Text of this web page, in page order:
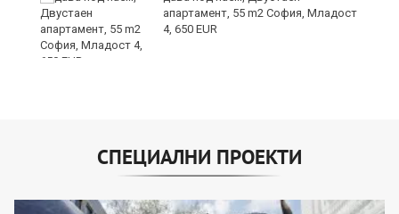
апартамент, 55 m2 София, Младост
4, 650 EUR
СПЕЦИАЛНИ ПРОЕКТИ